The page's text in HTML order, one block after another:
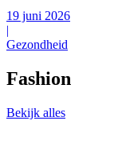
19 juni 2026
|
Gezondheid
Fashion
Bekijk alles